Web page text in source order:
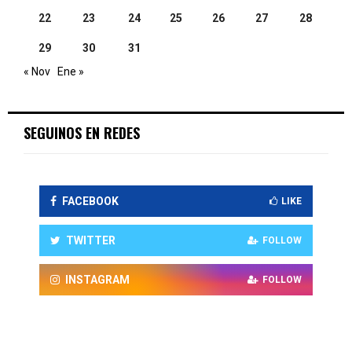
22 23 24 25 26 27 28
29 30
31
« Nov
Ene »
SEGUINOS EN REDES
FACEBOOK LIKE
TWITTER FOLLOW
INSTAGRAM FOLLOW